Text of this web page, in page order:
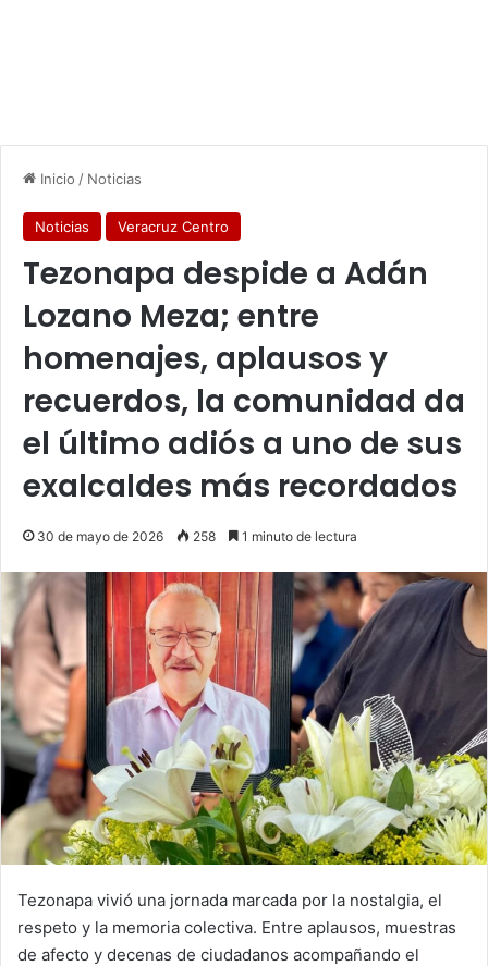
Inicio / Noticias
Noticias Veracruz Centro
Tezonapa despide a Adán
Lozano Meza; entre
homenajes, aplausos y
recuerdos, la comunidad da
el último adiós a uno de sus
exalcaldes más recordados
30 de mayo de 2026 258 1 minuto de lectura
Tezonapa vivió una jornada marcada por la nostalgia, el
respeto y la memoria colectiva. Entre aplausos, muestras
de afecto y decenas de ciudadanos acompañando el